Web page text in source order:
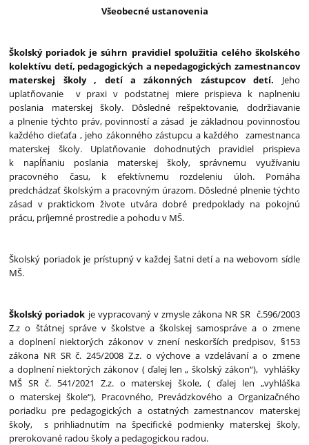
Všeobecné ustanovenia
Školský poriadok je súhrn pravidiel spolužitia celého školského
kolektívu detí, pedagogických a nepedagogických zamestnancov
materskej školy , detí a zákonných zástupcov detí. Jeho
uplatňovanie v praxi v podstatnej miere prispieva k naplneniu
poslania materskej školy. Dôsledné rešpektovanie, dodržiavanie
a plnenie týchto práv, povinností a zásad je základnou povinnosťou
každého dieťaťa , jeho zákonného zástupcu a každého zamestnanca
materskej školy. Uplatňovanie dohodnutých pravidiel prispieva
k napĺňaniu poslania materskej školy, správnemu využívaniu
pracovného času, k efektívnemu rozdeleniu úloh. Pomáha
predchádzať školským a pracovným úrazom. Dôsledné plnenie týchto
zásad v praktickom živote utvára dobré predpoklady na pokojnú
prácu, príjemné prostredie a pohodu v MŠ.
Školský poriadok je prístupný v každej šatni detí a na webovom sídle
MŠ.
Školský poriadok je vypracovaný v zmysle zákona NR SR č.596/2003
Z.z o štátnej správe v školstve a školskej samospráve a o zmene
a doplnení niektorých zákonov v znení neskorších predpisov, §153
zákona NR SR č. 245/2008 Z.z. o výchove a vzdelávaní a o zmene
a doplnení niektorých zákonov ( ďalej len „ školský zákon“), vyhlášky
MŠ SR č. 541/2021 Z.z. o materskej škole, ( ďalej len „vyhláška
o materskej škole“), Pracovného, Prevádzkového a Organizačného
poriadku pre pedagogických a ostatných zamestnancov materskej
školy, s prihliadnutím na špecifické podmienky materskej školy,
prerokované radou školy a pedagogickou radou.